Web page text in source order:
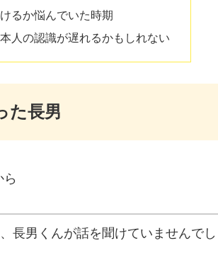
るか悩んでいた時期
人の認識が遅れるかもしれない
た長男
長男くんが話を聞けていませんでし